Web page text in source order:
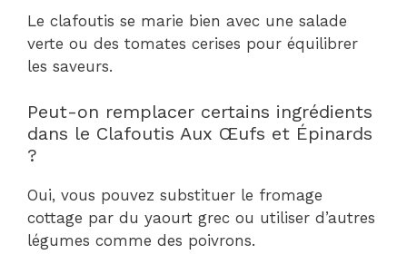
Le clafoutis se marie bien avec une salade
verte ou des tomates cerises pour équilibrer
les saveurs.
Peut-on remplacer certains ingrédients
dans le Clafoutis Aux Œufs et Épinards
?
Oui, vous pouvez substituer le fromage
cottage par du yaourt grec ou utiliser d’autres
légumes comme des poivrons.